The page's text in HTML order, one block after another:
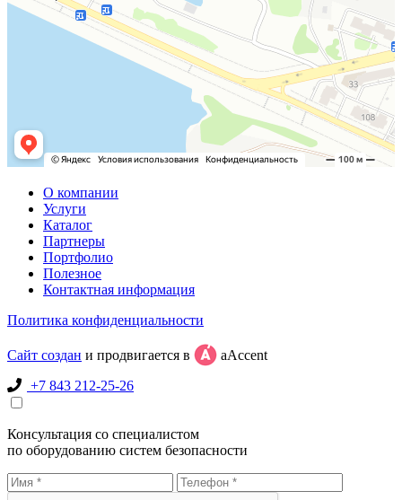
О компании
Услуги
Каталог
Партнеры
Портфолио
Полезное
Контактная информация
Политика конфиденциальности
Сайт создан и продвигается в
aAccent
+7 843 212-25-26
Консультация со специалистом
по оборудованию систем безопасности